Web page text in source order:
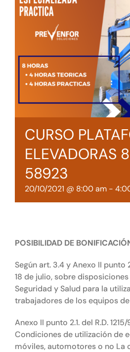
Tienda online
Contacto
CURSO
ELEVADORAS
58923
20/10/2021 @ 8:00 am -
POSIBILIDAD DE
Según art. 3.4 y Anexo II punto
18 de julio, sobre
Seguridad y Salud para la
trabajadores de los equipos
Anexo II punto 2.1. del R.D.
Condiciones de utilización de
móviles, automotores o no La